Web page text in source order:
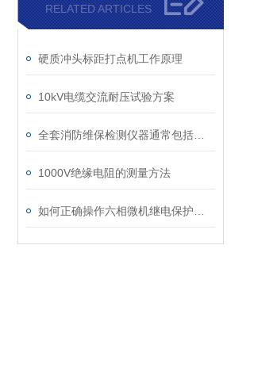
RELATED ARTICLES
硬质冲头标距打点机工作原理
10kV电缆交流耐压试验方案
1000V绝缘电阻的测量方法